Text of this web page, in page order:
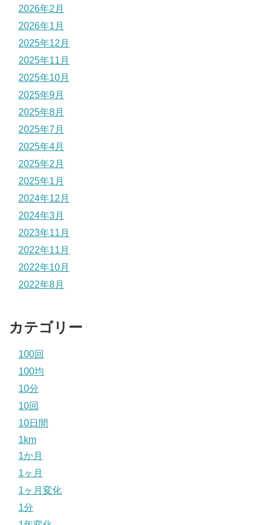
2026年2月
2026年1月
2025年12月
2025年11月
2025年10月
2025年9月
2025年8月
2025年7月
2025年4月
2025年2月
2025年1月
2024年12月
2024年3月
2023年11月
2022年11月
2022年10月
2022年8月
カテゴリー
100回
100均
10分
10回
10日間
1km
1か月
1ヶ月
1ヶ月変化
1分